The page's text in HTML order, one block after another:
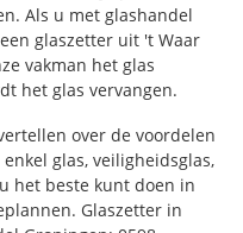
Als u met glashandel
glaszetter uit 't Waar
vakman het glas
het glas vervangen.
over de voordelen
glas, veiligheidsglas,
het beste kunt doen in
Glaszetter in